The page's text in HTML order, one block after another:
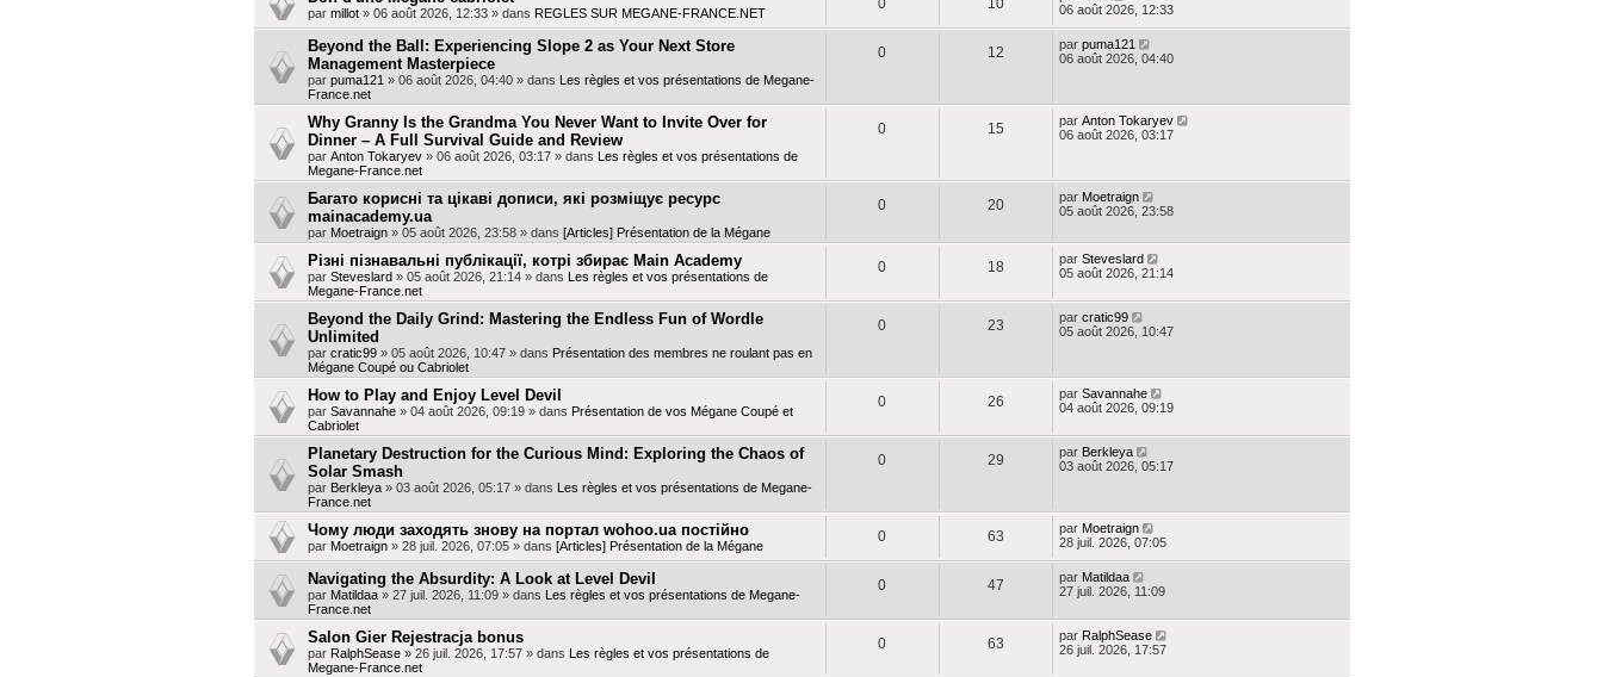
par millot» 06 août 2026, 12:33» dans REGLES SUR MEGANE-FRANCE.NET
06 août 2026, 12:33
Beyond the Ball: Experiencing Slope 2 as Your Next Store
Management Masterpiece
par puma121 » 06 août 2026, 04:40» dans Les règles et vos présentations de Megane-
France.net
0 12 par puma121
06 août 2026, 04:40
Why Granny Is the Grandma You Never Want to Invite Over for
Dinner – A Full Survival Guide and Review
par Anton Tokaryev» 06 août 2026, 03:17» dans Les règles et vos présentations de
Megane-France.net
0 15 par Anton Tokaryev
06 août 2026, 03:17
Багато корисні та цікаві дописи, які розміщує ресурс
mainacademy.ua
par Moetraign» 05 août 2026, 23:58» dans [Articles] Présentation de la Mégane
0 20 par Moetraign
05 août 2026, 23:58
Різні пізнавальні публікації, котрі збирає Main Academy
par Steveslard» 05 août 2026, 21:14» dans Les règles et vos présentations de
Megane-France.net
0 18 par Steveslard
05 août 2026, 21:14
Beyond the Daily Grind: Mastering the Endless Fun of Wordle
Unlimited
par cratic99» 05 août 2026, 10:47» dans Présentation des membres ne roulant pas en
Mégane Coupé ou Cabriolet
0 23 par cratic99
05 août 2026, 10:47
How to Play and Enjoy Level Devil
par Savannahe» 04 août 2026, 09:19» dans Présentation de vos Mégane Coupé et
Cabriolet
0 26 par Savannahe
04 août 2026, 09:19
Planetary Destruction for the Curious Mind: Exploring the Chaos of
Solar Smash
par Berkleya» 03 août 2026, 05:17» dans Les règles et vos présentations de Megane-
France.net
0 29 par Berkleya
03 août 2026, 05:17
Чому люди заходять знову на портал wohoo.ua постійно
par Moetraign» 28 juil. 2026, 07:05» dans [Articles] Présentation de la Mégane
0 63 par Moetraign
28 juil. 2026, 07:05
Navigating the Absurdity: A Look at Level Devil
par Matildaa» 27 juil. 2026, 11:09» dans Les règles et vos présentations de Megane-
France.net
0 47 par Matildaa
27 juil. 2026, 11:09
Salon Gier Rejestracja bonus
par RalphSease» 26 juil. 2026, 17:57» dans Les règles et vos présentations de
Megane-France.net
0 63 par RalphSease
26 juil. 2026, 17:57